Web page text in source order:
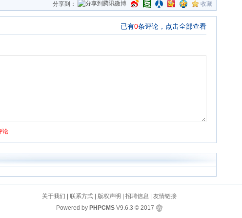
分享到： 收藏
关于我们 联系方式 版权声明 招聘信息
友情链接
Powered by PHPCMS V9.6.3 © 2017